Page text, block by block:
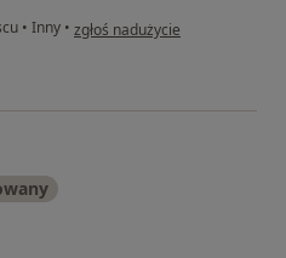
• Inny • w opinii użytkownika ND
zgłoś nadużycie